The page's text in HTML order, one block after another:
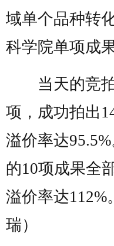
域单个品种转
科学院单项成
当天的竞拍
项，成功拍出
溢价率达
的10项成果全
溢价率达
瑞）